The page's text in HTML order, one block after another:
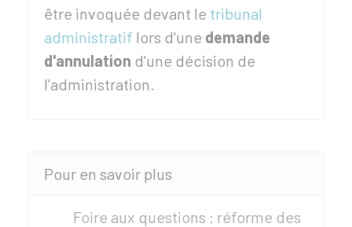
être invoquée devant le tribunal
administratif lors d'une demande
d'annulation d'une décision de
l'administration.
Pour en savoir plus
Foire aux questions : réforme des